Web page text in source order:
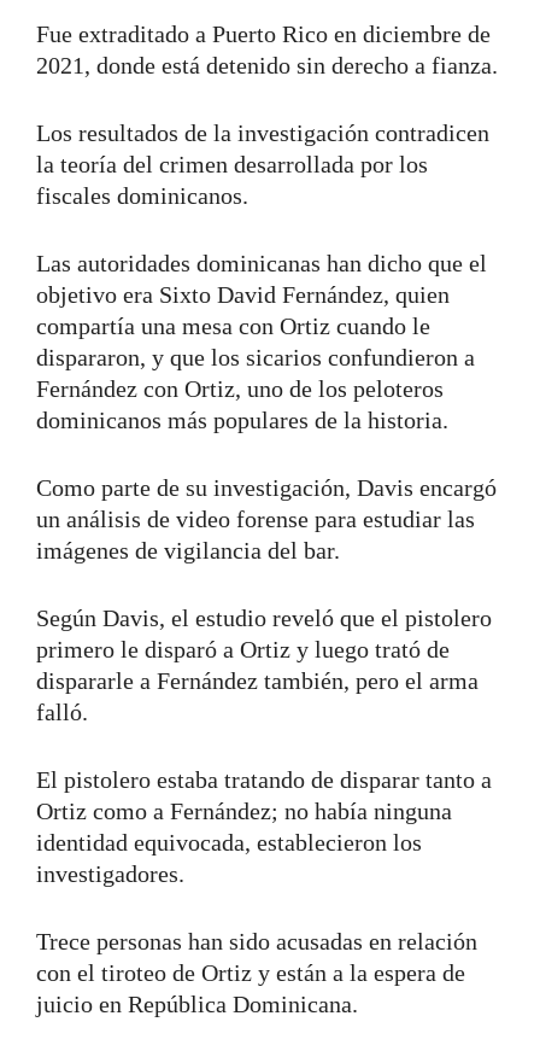
Fue extraditado a Puerto Rico en diciembre de
2021, donde está detenido sin derecho a fianza.
Los resultados de la investigación contradicen
la teoría del crimen desarrollada por los
fiscales dominicanos.
Las autoridades dominicanas han dicho que el
objetivo era Sixto David Fernández, quien
compartía una mesa con Ortiz cuando le
dispararon, y que los sicarios confundieron a
Fernández con Ortiz, uno de los peloteros
dominicanos más populares de la historia.
Como parte de su investigación, Davis encargó
un análisis de video forense para estudiar las
imágenes de vigilancia del bar.
Según Davis, el estudio reveló que el pistolero
primero le disparó a Ortiz y luego trató de
dispararle a Fernández también, pero el arma
falló.
El pistolero estaba tratando de disparar tanto a
Ortiz como a Fernández; no había ninguna
identidad equivocada, establecieron los
investigadores.
Trece personas han sido acusadas en relación
con el tiroteo de Ortiz y están a la espera de
juicio en República Dominicana.